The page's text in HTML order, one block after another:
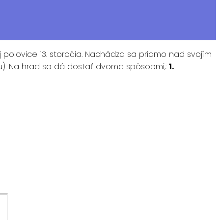
13. storočia. Nachádza sa priamo nad svojím
Na hrad sa dá dostať dvoma spôsobmi,: 1.